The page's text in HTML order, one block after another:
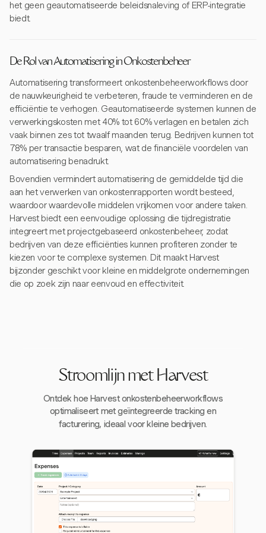
het geen geautomatiseerde beleidsnaleving of ERP-integratie
biedt.
De Rol van Automatisering in Onkostenbeheer
Automatisering transformeert onkostenbeheerworkflows door
de nauwkeurigheid te verbeteren, fraude te verminderen en de
efficiëntie te verhogen. Geautomatiseerde systemen kunnen de
verwerkingskosten met 40% tot 60% verlagen en betalen zich
vaak binnen zes tot twaalf maanden terug. Bedrijven kunnen tot
78% per transactie besparen, wat de financiële voordelen van
automatisering benadrukt.
Bovendien vermindert automatisering de gemiddelde tijd die
aan het verwerken van onkostenrapporten wordt besteed,
waardoor waardevolle middelen vrijkomen voor andere taken.
Harvest biedt een eenvoudige oplossing die tijdregistratie
integreert met projectgebaseerd onkostenbeheer, zodat
bedrijven van deze efficiënties kunnen profiteren zonder te
kiezen voor te complexe systemen. Dit maakt Harvest
bijzonder geschikt voor kleine en middelgrote ondernemingen
die op zoek zijn naar eenvoud en effectiviteit.
Stroomlijn met Harvest
Ontdek hoe Harvest onkostenbeheerworkflows
optimaliseert met geïntegreerde tracking en
facturering, ideaal voor kleine bedrijven.